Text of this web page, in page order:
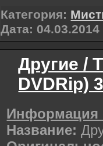
Категория:
Дата: 04.03.2014
Другие /
DVDRip)
Название: